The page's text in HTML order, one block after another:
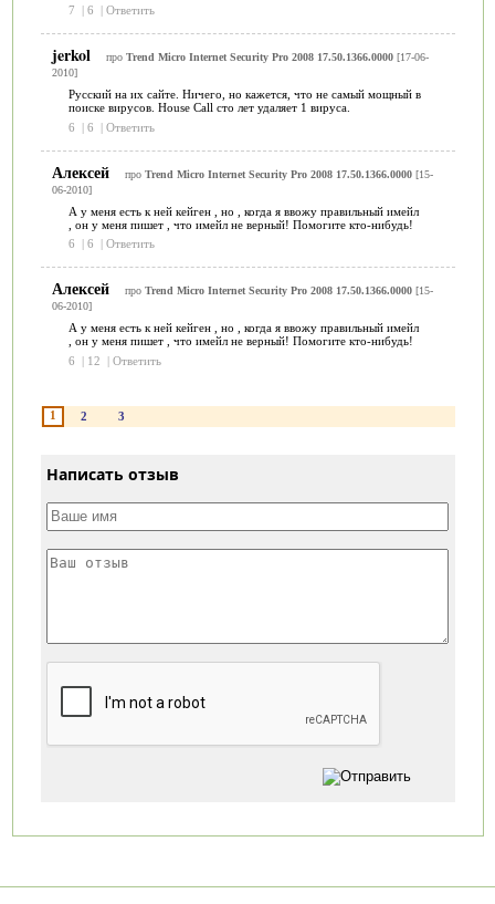
7
| 6 | Ответить
jerkol про Trend Micro Internet Security Pro 2008 17.50.1366.0000[17-06-
2010]
Русский на их сайте. Ничего, но кажется, что не самый мощный в
поиске вирусов. House Call сто лет удаляет 1 вируса.
6
| 6 | Ответить
Алексей про Trend Micro Internet Security Pro 2008 17.50.1366.0000[15-
06-2010]
А у меня есть к ней кейген , но , когда я ввожу правильный имейл
, он у меня пишет , что имейл не верный! Помогите кто-нибудь!
6
| 6 | Ответить
Алексей про Trend Micro Internet Security Pro 2008 17.50.1366.0000[15-
06-2010]
А у меня есть к ней кейген , но , когда я ввожу правильный имейл
, он у меня пишет , что имейл не верный! Помогите кто-нибудь!
6
| 12 | Ответить
1 2 3
Написать отзыв